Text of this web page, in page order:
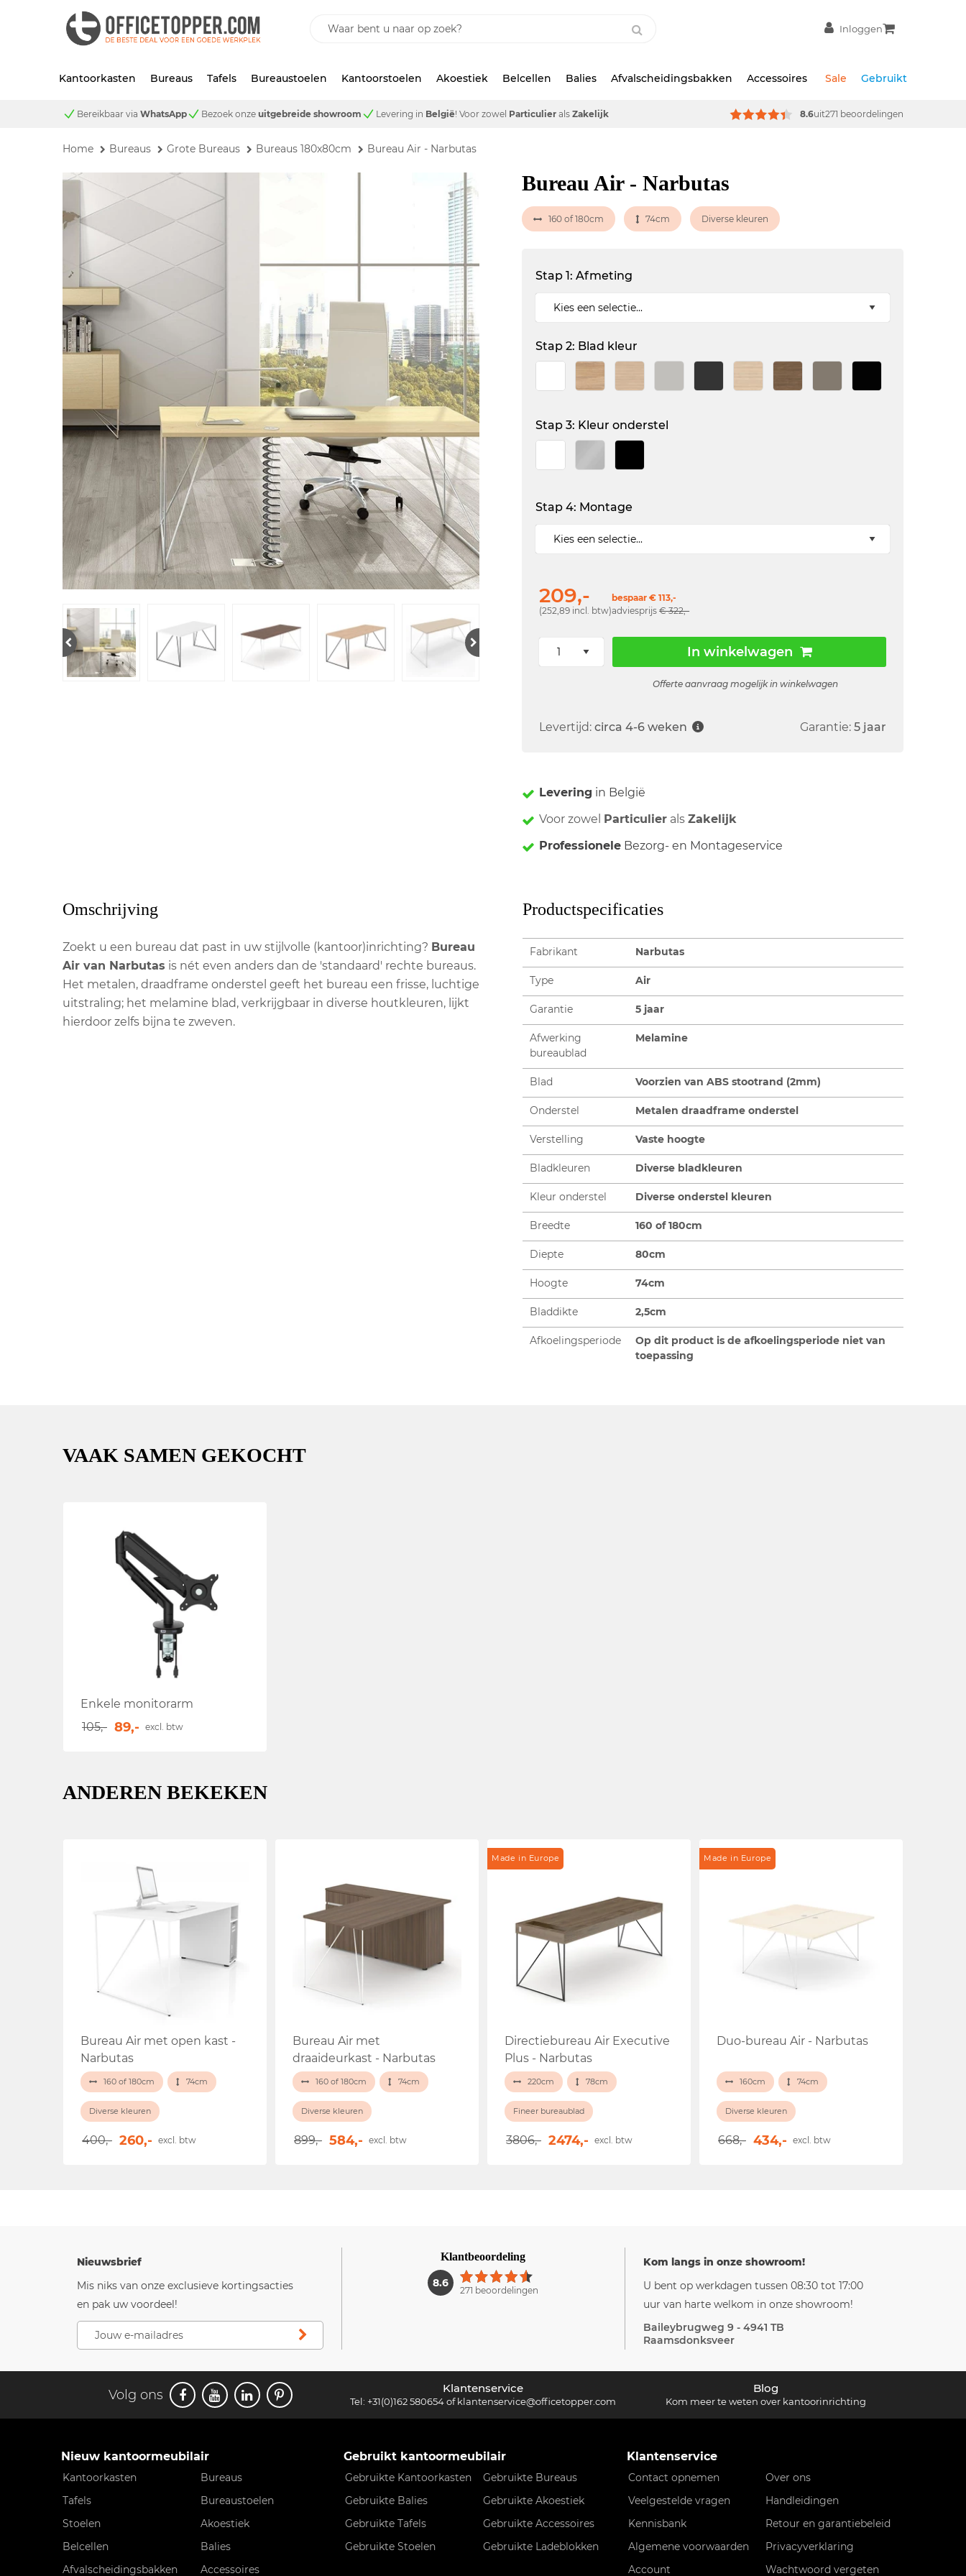
Inloggen
Kantoorkasten Bureaus Tafels Bureaustoelen Kantoorstoelen Akoestiek Belcellen Balies Afvalscheidingsbakken Accessoires Sale Gebruikt
Bereikbaar via WhatsApp Bezoek onze uitgebreide showroom Levering in België! Voor zowel Particulier als Zakelijk 8.6uit271 beoordelingen
Home Bureaus Grote Bureaus Bureaus 180x80cm Bureau Air - Narbutas
Bureau Air - Narbutas
160 of 180cm 74cm Diverse kleuren
Stap 1: Afmeting
Stap 2: Blad kleur
Stap 3: Kleur onderstel
Stap 4: Montage
209,-
(252,89 incl. btw)
bespaar € 113,-
adviesprijs€ 322,-
In winkelwagen
Offerte aanvraag mogelijk in winkelwagen
Levertijd:circa 4-6 weken Garantie: 5 jaar
Levering in België
Voor zowel Particulier alsZakelijk
Professionele Bezorg- en Montageservice
Omschrijving
Zoekt u een bureau dat past in uw stijlvolle (kantoor)inrichting? Bureau
Air van Narbutas is nét even anders dan de 'standaard' rechte bureaus.
Het metalen, draadframe onderstel geeft het bureau een frisse, luchtige
uitstraling; het melamine blad, verkrijgbaar in diverse houtkleuren, lijkt
hierdoor zelfs bijna te zweven.
Productspecificaties
Fabrikant Narbutas
Type Air
Garantie 5 jaar
Afwerking
bureaublad
Melamine
Blad Voorzien van ABS stootrand (2mm)
Onderstel Metalen draadframe onderstel
Verstelling Vaste hoogte
Bladkleuren Diverse bladkleuren
Kleur onderstel Diverse onderstel kleuren
Breedte 160 of 180cm
Diepte 80cm
Hoogte 74cm
Bladdikte 2,5cm
Afkoelingsperiode
Op dit product is de afkoelingsperiode niet van
toepassing
VAAK SAMEN GEKOCHT
Enkele monitorarm
105,- 89,- excl. btw
ANDEREN BEKEKEN
Bureau Air met open kast -
Narbutas
160 of 180cm 74cm
Diverse kleuren
400,- 260,- excl. btw
Bureau Air met
draaideurkast - Narbutas
160 of 180cm 74cm
Diverse kleuren
899,- 584,- excl. btw
Made in Europe
Directiebureau Air Executive
Plus - Narbutas
220cm 78cm
Fineer bureaublad
3806,- 2474,- excl. btw
Made in Europe
Duo-bureau Air - Narbutas
160cm 74cm
Diverse kleuren
668,- 434,- excl. btw
Nieuwsbrief
Mis niks van onze exclusieve kortingsacties
en pak uw voordeel!
Klantbeoordeling
8.6 1
271 beoordelingen
Kom langs in onze showroom!
U bent op werkdagen tussen 08:30 tot 17:00
uur van harte welkom in onze showroom!
Baileybrugweg 9 - 4941 TB
Raamsdonksveer
Volg ons Klantenservice
Tel: +31(0)162 580654ofklantenservice@officetopper.com
Blog
Kom meer te weten over kantoorinrichting
Nieuw kantoormeubilair
Kantoorkasten
Bureaus
Tafels
Bureaustoelen
Stoelen
Akoestiek
Belcellen
Balies
Afvalscheidingsbakken
Accessoires
Gebruikt kantoormeubilair
Gebruikte Kantoorkasten
Gebruikte Bureaus
Gebruikte Balies
Gebruikte Akoestiek
Gebruikte Tafels
Gebruikte Accessoires
Gebruikte Stoelen
Gebruikte Ladeblokken
Klantenservice
Contact opnemen
Over ons
Veelgestelde vragen
Handleidingen
Kennisbank
Retour en garantiebeleid
Algemene voorwaarden
Privacyverklaring
Account
Wachtwoord vergeten